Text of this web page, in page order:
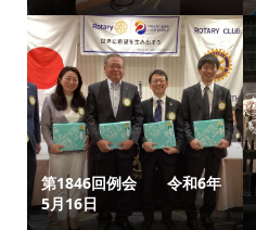
第1846回例会 令和6年
5月16日